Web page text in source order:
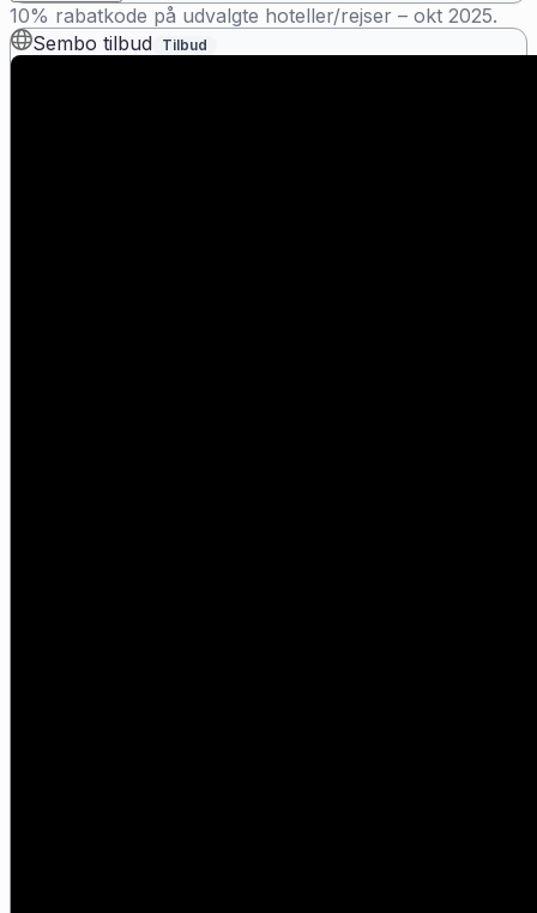
10% rabatkode på udvalgte hoteller/rejser – okt 2025.
Sembo tilbud Tilbud